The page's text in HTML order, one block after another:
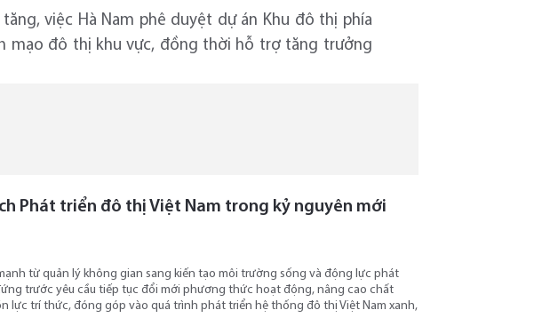
việc Hà Nam phê duyệt dự án Khu đô thị phía
mạo đô thị khu vực, đồng thời hỗ trợ tăng trưởng
Phát triển đô thị Việt Nam trong kỷ nguyên mới
từ quản lý không gian sang kiến tạo môi trường sống và động lực phát
trước yêu cầu tiếp tục đổi mới phương thức hoạt động, nâng cao chất
lực trí thức, đóng góp vào quá trình phát triển hệ thống đô thị Việt Nam xanh,